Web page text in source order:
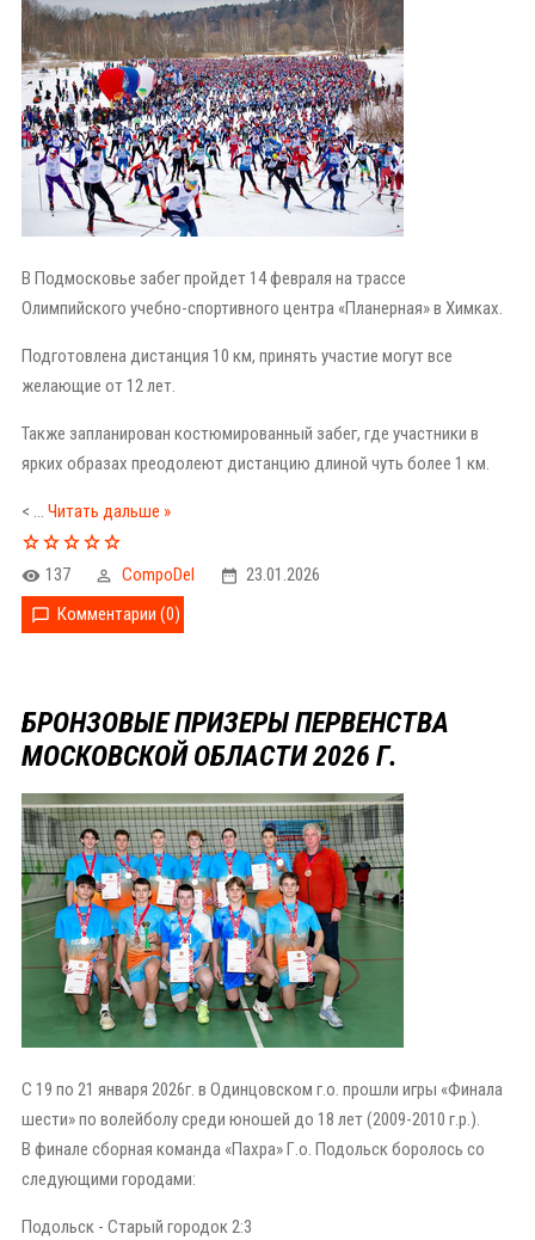
В Подмосковье забег пройдет 14 февраля на трассе
Олимпийского учебно-спортивного центра «Планерная» в Химках.
Подготовлена дистанция 10 км, принять участие могут все
желающие от 12 лет.
Также запланирован костюмированный забег, где участники в
ярких образах преодолеют дистанцию длиной чуть более 1 км.
< ... Читать дальше »
137 CompoDel
23.01.2026
Комментарии (0)
БРОНЗОВЫЕ ПРИЗЕРЫ ПЕРВЕНСТВА
МОСКОВСКОЙ ОБЛАСТИ 2026 Г.
С 19 по 21 января 2026г. в Одинцовском г.о. прошли игры «Финала
шести» по волейболу среди юношей до 18 лет (2009-2010 г.р.).
В финале сборная команда «Пахра» Г.о. Подольск боролось со
следующими городами:
Подольск - Старый городок 2:3